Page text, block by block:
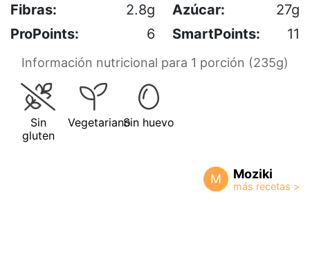
Fibras:
2.8g Azúcar:
27g
ProPoints:
6 SmartPoints: 11
Información nutricional para 1 porción (235g)
Sin
gluten
VegetarianoSin huevo
M Moziki